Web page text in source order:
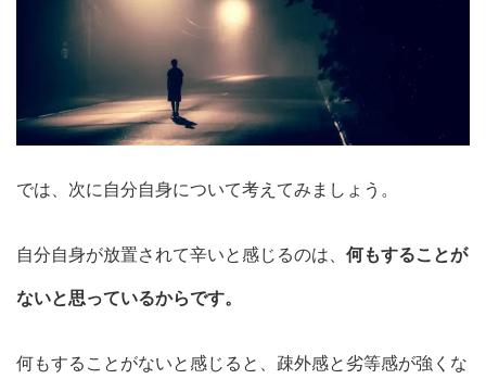
では、次に自分自身について考えてみましょう。
自分自身が放置されて辛いと感じるのは、 何もすることが
ないと思っているからです。
何もすることがないと感じると、疎外感と劣等感が強くな